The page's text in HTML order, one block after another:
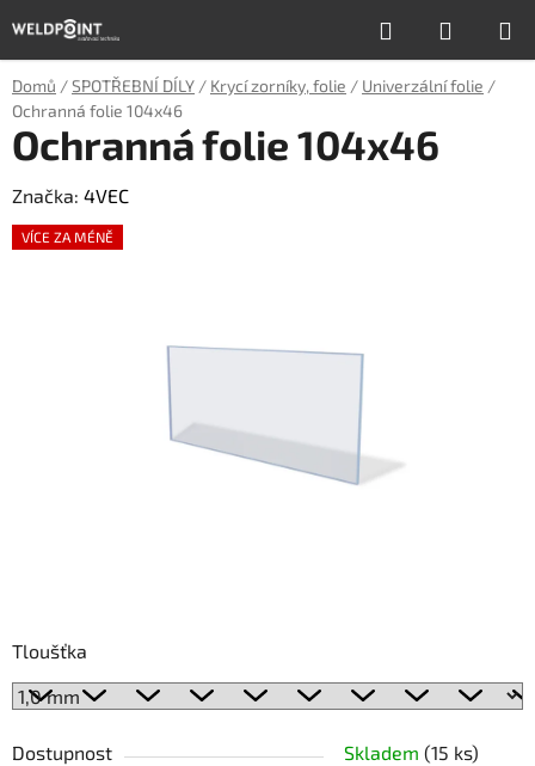
na
obsah
Hledat
KOŠÍK
Domů /SPOTŘEBNÍ DÍLY / Krycí zorníky, folie / Univerzální folie /
Ochranná folie 104x46
Tloušťka
Dostupnost Skladem (15 ks)
Ochranná folie 104x46
Značka: 4VEC
VÍCE ZA MÉNĚ